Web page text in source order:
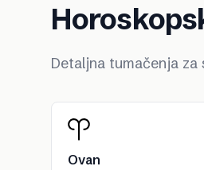
Detaljna tumačenja za
Ovan